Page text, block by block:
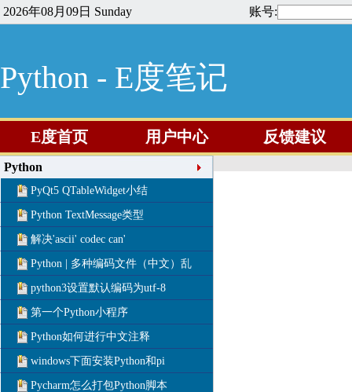
2026年08月09日 Sunday 账号:
Python - E度笔记
E度首页 用户中心 反馈建议
Python
PyQt5 QTableWidget小结
Python TextMessage类型
解决'ascii' codec can'
Python | 多种编码文件（中文）乱
python3设置默认编码为utf-8
第一个Python小程序
Python如何进行中文注释
windows下面安装Python和pi
Pycharm怎么打包Python脚本